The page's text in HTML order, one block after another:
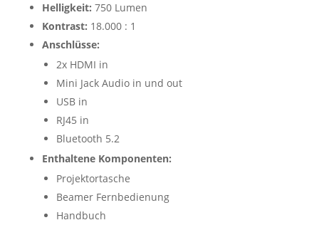
Helligkeit: 750 Lumen
Kontrast: 18.000 : 1
Anschlüsse:
2x HDMI in
Mini Jack Audio in und out
USB in
RJ45 in
Bluetooth 5.2
Enthaltene Komponenten:
Projektortasche
Beamer Fernbedienung
Handbuch